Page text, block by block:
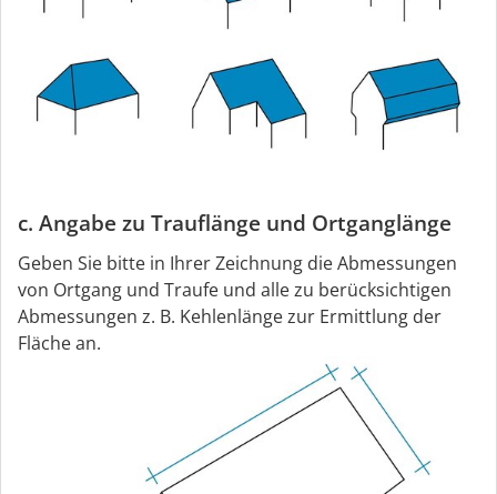
c. Angabe zu Trauflänge und Ortganglänge
Geben Sie bitte in Ihrer Zeichnung die Abmessungen
von Ortgang und Traufe und alle zu berücksichtigen
Abmessungen z. B. Kehlenlänge zur Ermittlung der
Fläche an.